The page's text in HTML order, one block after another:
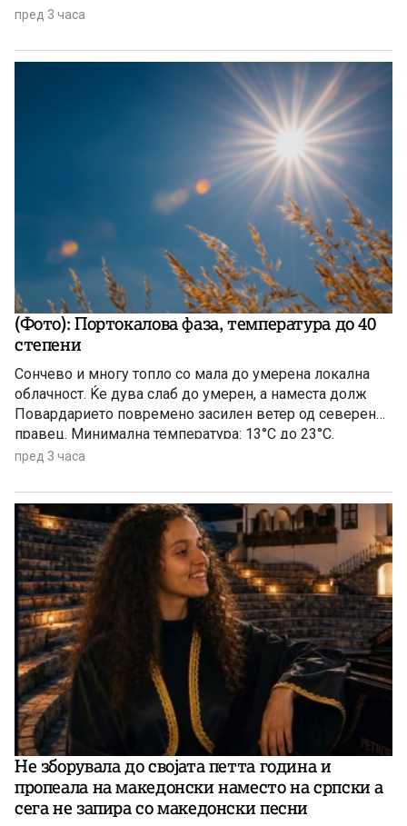
пред 3 часа
(Фото): Портокалова фаза, температура до 40
степени
Сончево и многу топло со мала до умерена локална
облачност. Ќе дува слаб до умерен, а наместа долж
Повардарието повремено засилен ветер од северен
правец. Минимална температура: 13°C до 23°C.
Максимална температура: 33°C до 40°C.
пред 3 часа
Не зборувала до својата петта година и
пропеала на македонски наместо на српски а
сега не запира со македонски песни